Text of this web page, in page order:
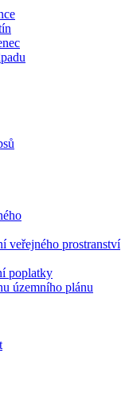
veřejného prostranství
poplatky
územního plánu